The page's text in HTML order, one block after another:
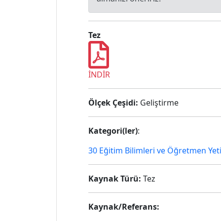
Tez
İNDİR
Ölçek Çeşidi: Geliştirme
Kategori(ler):
30 Eğitim Bilimleri ve Öğretmen
Kaynak Türü: Tez
Kaynak/Referans: